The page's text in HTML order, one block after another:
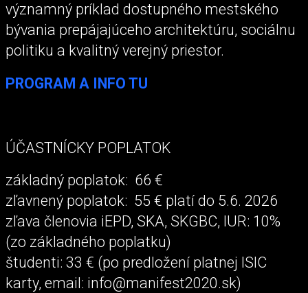
významný príklad dostupného mestského
bývania prepájajúceho architektúru, sociálnu
politiku a kvalitný verejný priestor.
PROGRAM A INFO TU
ÚČASTNÍCKY POPLATOK
základný poplatok: 66 €
zľavnený poplatok: 55 € platí do 5.6. 2026
zľava členovia iEPD, SKA, SKGBC, IUR: 10%
(zo základného poplatku)
študenti: 33 € (po predložení platnej ISIC
karty, email: info@manifest2020.sk)